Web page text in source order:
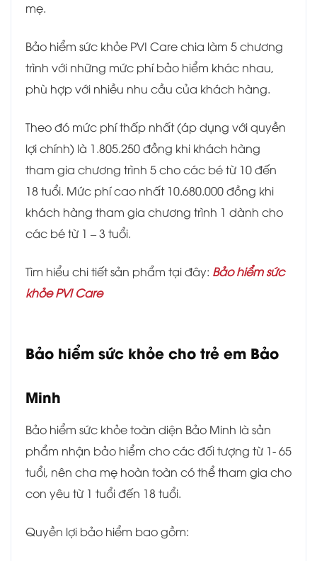
mẹ.
Bảo hiểm sức khỏe PVI Care chia làm 5 chương
trình với những mức phí bảo hiểm khác nhau,
phù hợp với nhiều nhu cầu của khách hàng.
Theo đó mức phí thấp nhất (áp dụng với quyền
lợi chính) là 1.805.250 đồng khi khách hàng
tham gia chương trình 5 cho các bé từ 10 đến
18 tuổi. Mức phí cao nhất 10.680.000 đồng khi
khách hàng tham gia chương trình 1 dành cho
các bé từ 1 – 3 tuổi.
Tìm hiểu chi tiết sản phẩm tại đây: Bảo hiểm sức
khỏe PVI Care
Bảo hiểm sức khỏe cho trẻ em Bảo
Minh
Bảo hiểm sức khỏe toàn diện Bảo Minh là sản
phẩm nhận bảo hiểm cho các đối tượng từ 1- 65
tuổi, nên cha mẹ hoàn toàn có thể tham gia cho
con yêu từ 1 tuổi đến 18 tuổi.
Quyền lợi bảo hiểm bao gồm: